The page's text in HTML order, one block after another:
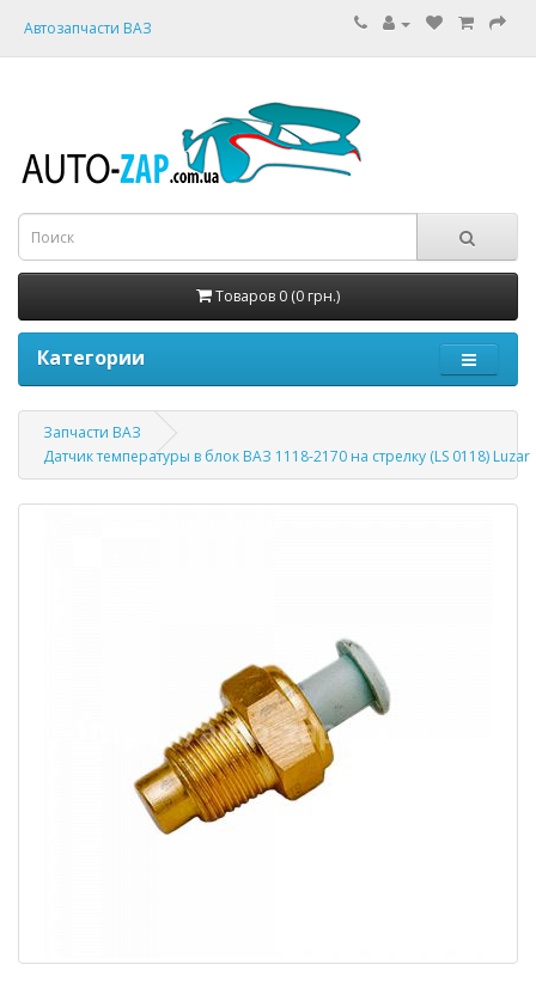
Автозапчасти ВАЗ
Товаров 0 (0 грн.)
Категории
Запчасти ВАЗ
Датчик температуры в блок ВАЗ 1118-2170 на стрелку (LS 0118) Luzar